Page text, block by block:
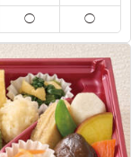
した。両親から
した。冷めてい
い一品です。ボ
が、若い男性に
◯ ◯